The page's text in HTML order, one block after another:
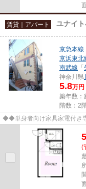
賃貸｜アパート ユナイ
京急本線
京浜東北
南武線 「
神奈川県
5.8万円
築年数：
階数：2
◆◆単身者向け家具家電付き
(